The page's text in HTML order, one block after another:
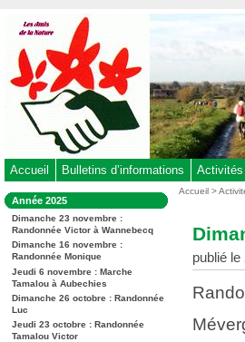
au
contenu
-
Aller
au
menu
-
à
la
recherche
Accueil Bulletins d’informations Activités
Dans
la
rubrique
:
Année 2025
Dimanche 23 novembre :
Randonnée Victor à Wannebecq
Dimanche 16 novembre :
Randonnée Monique
Jeudi 6 novembre : Marche
Tamalou à Aubechies
Dimanche 26 octobre : Randonnée
Luc
Jeudi 23 octobre : Randonnée
Tamalou Victor
Vous
Accueil >
publié